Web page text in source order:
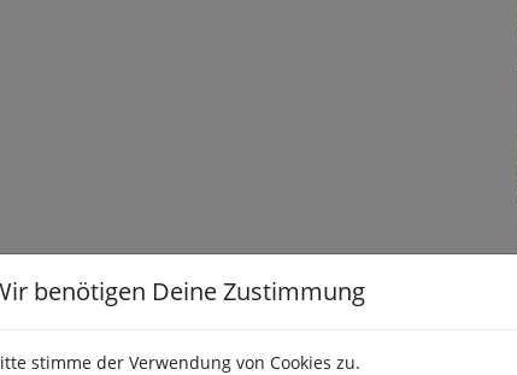
benötigen Deine Zustimmung
stimme der Verwendung von Cookies zu.